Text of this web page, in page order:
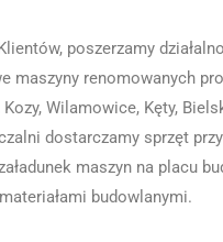
poszerzamy
maszyny renomowanych
Wilamowice, Kęty,
dostarczamy sprzęt
maszyn na placu
budowlanymi.